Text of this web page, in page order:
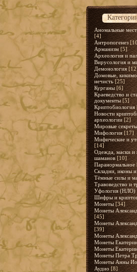
Аномальные
[4]
Антропогенез
Арманизм [5]
Археология и
Вирусология и
Демонология
Домовые,
нечисть [25]
Курганы [6]
Краеведство и
документы [5]
Криптобиология
Новости
археологии [2]
Мировые секреты
Мифология [17]
Мифические и
[14]
Одежда, маски и
шаманов [10]
Паранормальное
Складни, иконы и
Тёмные силы и
Травоведство и
Уфология (НЛО)
Шифры и
Монеты [34]
Монеты
[45]
Монеты
[39]
Монеты
Монеты
Монеты
Монеты Петра
Монеты Анны
Аудио [8]